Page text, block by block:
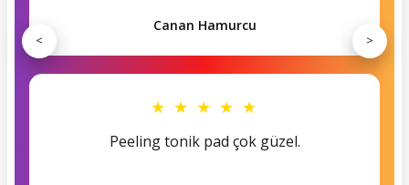
Canan Hamurcu
★ ★ ★ ★ ★
Peeling tonik pad çok güzel.
< >